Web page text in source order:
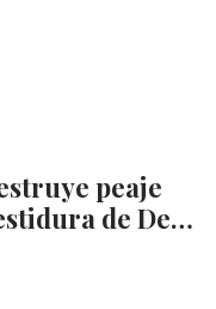
peaje
de De…